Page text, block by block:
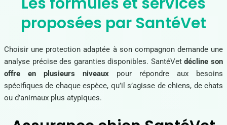
proposées par SantéVet
Choisir une protection adaptée à son compagnon demande une
analyse précise des garanties disponibles. SantéVetdécline son
offre en plusieurs niveaux pour répondre aux besoins
spécifiques de chaque espèce, qu’il s’agisse de chiens, de chats
ou d’animaux plus atypiques.